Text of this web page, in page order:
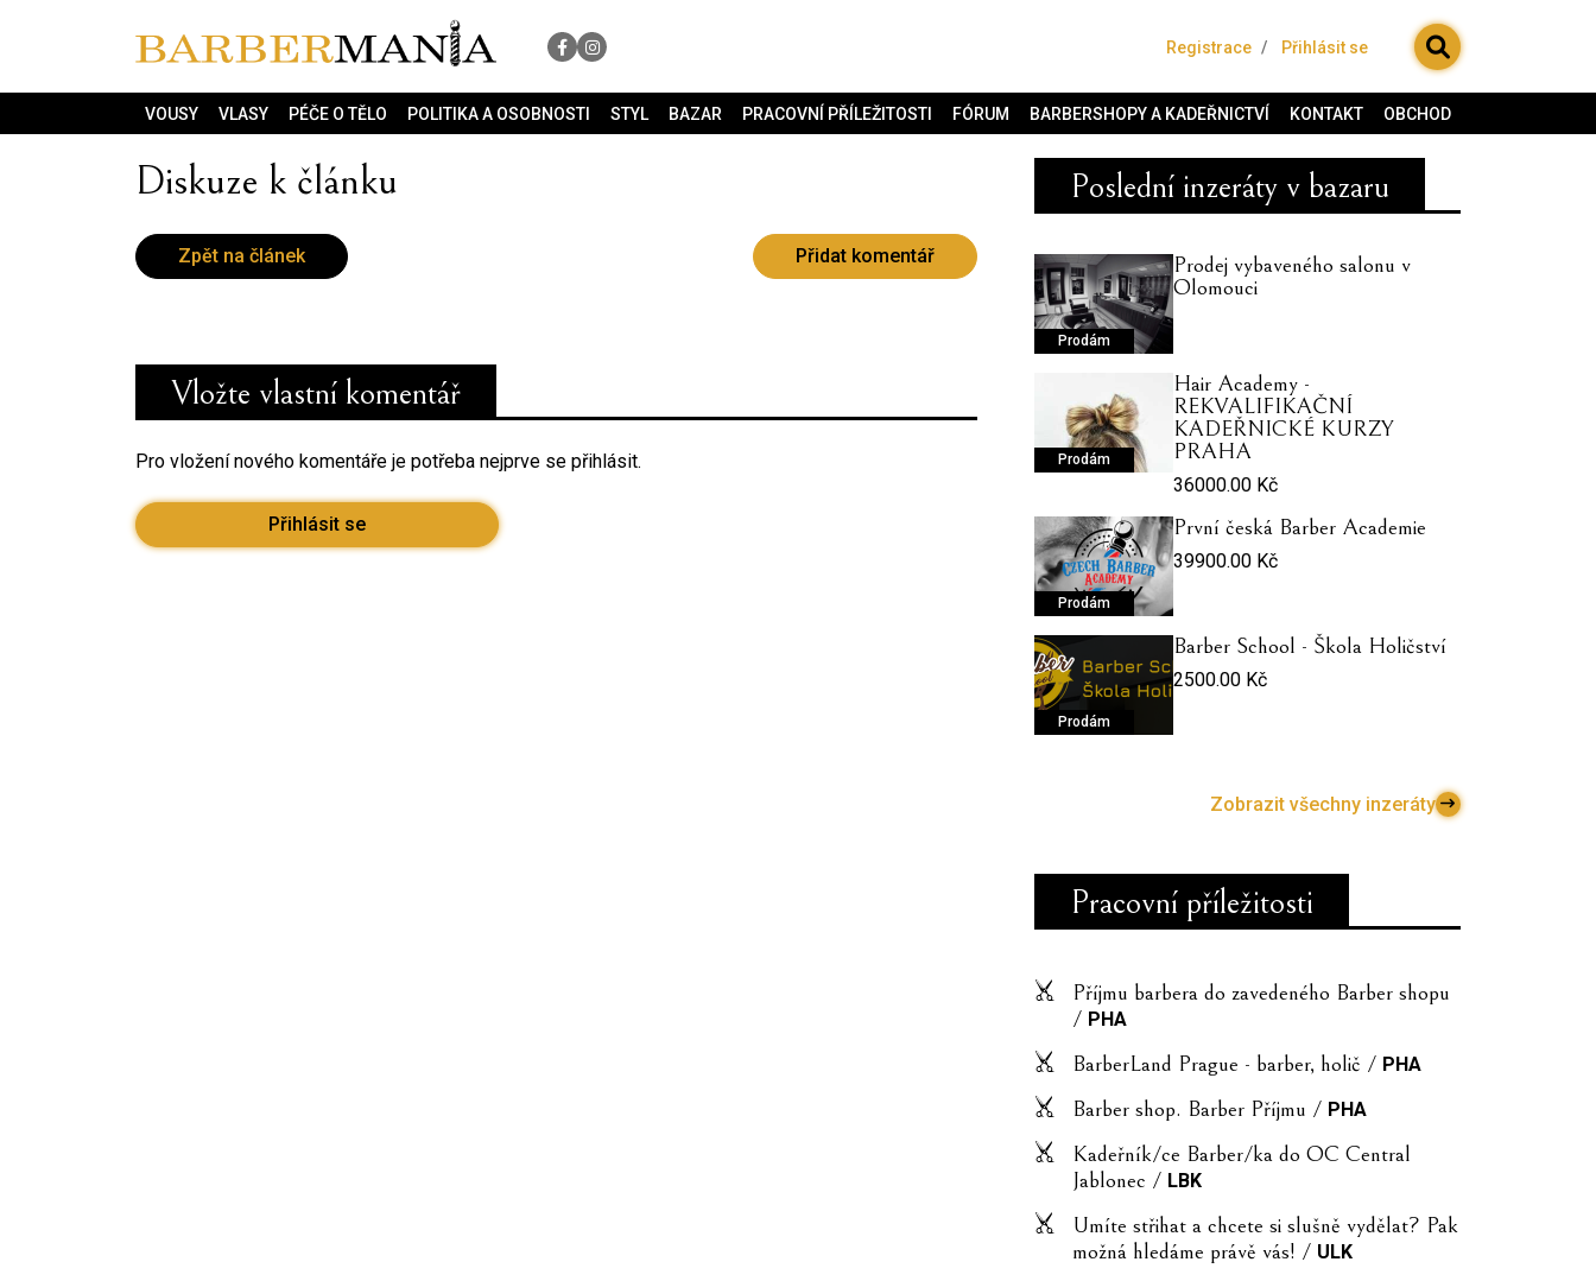
Registrace Přihlásit se
VOUSY VLASY PÉČE O TĚLO POLITIKA A OSOBNOSTI STYL BAZAR PRACOVNÍ PŘÍLEŽITOSTI FÓRUM BARBERSHOPY A KADEŘNICTVÍ KONTAKT OBCHOD
Diskuze k článku
Zpět na článek Přidat komentář
Vložte vlastní komentář
Pro vložení nového komentáře je potřeba nejprve se přihlásit.
Přihlásit se
Poslední inzeráty v bazaru
Prodám
Prodej vybaveného salonu v
Olomouci
Prodám
Hair Academy -
REKVALIFIKAČNÍ
KADEŘNICKÉ KURZY
PRAHA
36000.00 Kč
Prodám
První česká Barber Academie
39900.00 Kč
Prodám
Barber School - Škola Holičství
2500.00 Kč
Zobrazit všechny inzeráty
Pracovní příležitosti
Příjmu barbera do zavedeného Barber shopu
/ PHA
BarberLand Prague - barber, holič / PHA
Barber shop. Barber Příjmu / PHA
Kadeřník/ce Barber/ka do OC Central
Jablonec / LBK
Umíte střihat a chcete si slušně vydělat? Pak
možná hledáme právě vás! / ULK